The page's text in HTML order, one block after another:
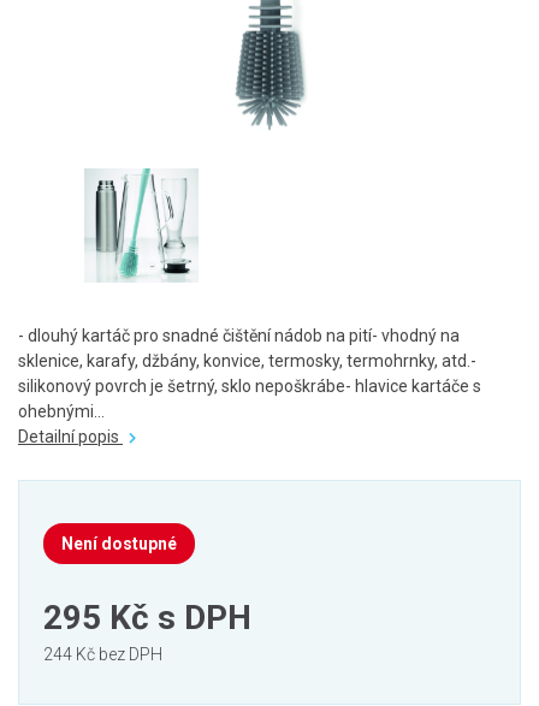
- dlouhý kartáč pro snadné čištění nádob na pití- vhodný na
sklenice, karafy, džbány, konvice, termosky, termohrnky, atd.-
silikonový povrch je šetrný, sklo nepoškrábe- hlavice kartáče s
ohebnými...
Detailní popis
Není dostupné
295 Kč s DPH
244 Kč bez DPH